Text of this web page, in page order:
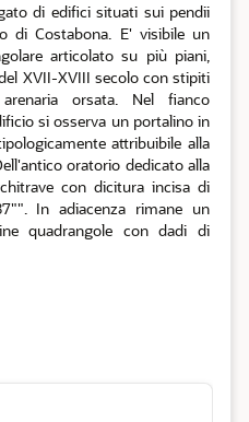
di edifici situati sui pendii
di Costabona. E' visibile un
articolato su più piani,
XVII-XVIII secolo con stipiti
orsata. Nel fianco
si osserva un portalino in
attribuibile alla
oratorio dedicato alla
con dicitura incisa di
In adiacenza rimane un
quadrangole con dadi di